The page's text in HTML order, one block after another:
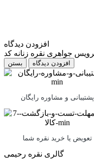
افزودن دیدگاه
بستن
پشتیبانی و مشاوره رایگان
تعویض یا خرید نقره شما
گالری نقره رحیمی